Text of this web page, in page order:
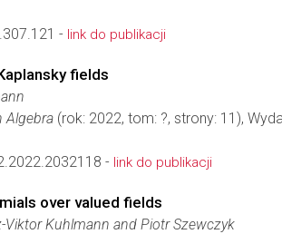
- link do publikacji
fields
Algebra (rok: 2022, tom: ?, strony: 11),
- link do publikacji
over valued fields
Viktor Kuhlmann and Piotr Szewczyk